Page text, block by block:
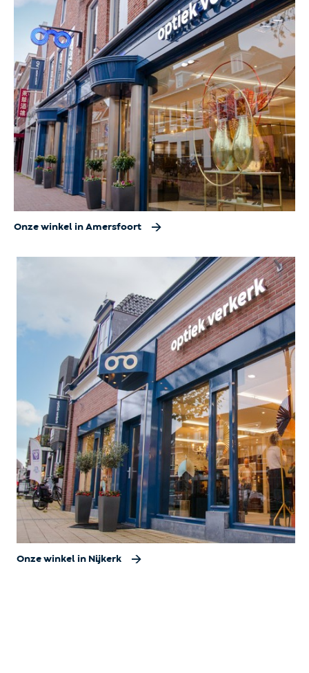
Onze winkel in Amersfoort
Onze winkel in Nijkerk